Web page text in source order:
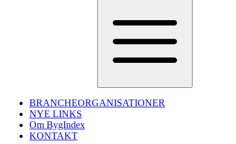
BRANCHEORGANISATIONER
NYE LINKS
Om BygIndex
KONTAKT